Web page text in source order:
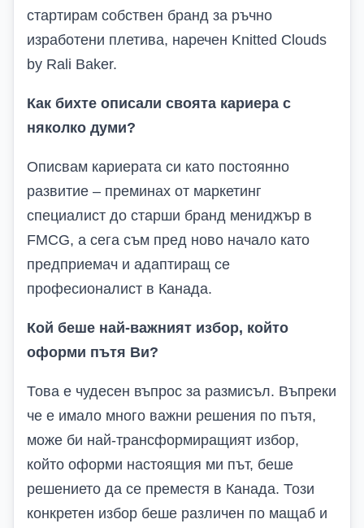
стартирам собствен бранд за ръчно
изработени плетива, наречен Knitted Clouds
by Rali Baker.
Как бихте описали своята кариера с
няколко думи?
Описвам кариерата си като постоянно
развитие – преминах от маркетинг
специалист до старши бранд мениджър в
FMCG, а сега съм пред ново начало като
предприемач и адаптиращ се
професионалист в Канада.
Кой беше най-важният избор, който
оформи пътя Ви?
Това е чудесен въпрос за размисъл. Въпреки
че е имало много важни решения по пътя,
може би най-трансформиращият избор,
който оформи настоящия ми път, беше
решението да се преместя в Канада. Този
конкретен избор беше различен по мащаб и